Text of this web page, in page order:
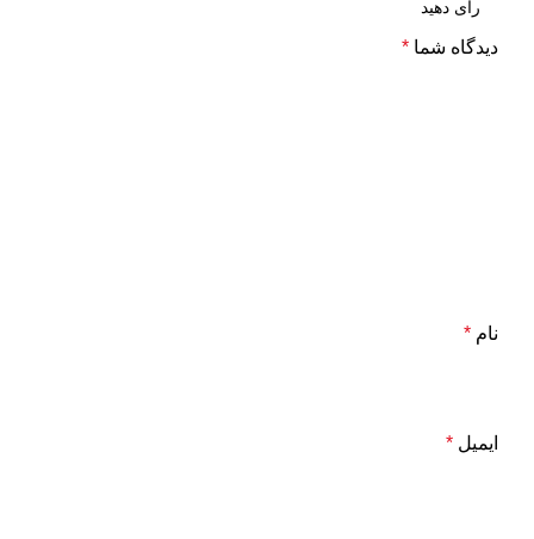
دیدگاه شما *
نام *
ایمیل *